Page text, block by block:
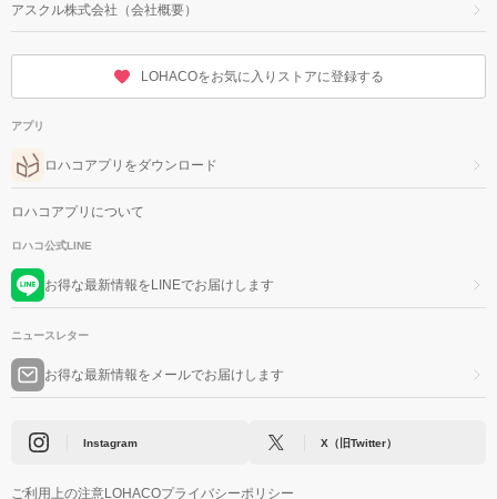
アスクル株式会社（会社概要）
LOHACOをお気に入りストアに登録する
アプリ
ロハコアプリをダウンロード
ロハコアプリについて
ロハコ公式LINE
お得な最新情報をLINEでお届けします
ニュースレター
お得な最新情報をメールでお届けします
Instagram X（旧Twitter）
ご利用上の注意LOHACOプライバシーポリシー